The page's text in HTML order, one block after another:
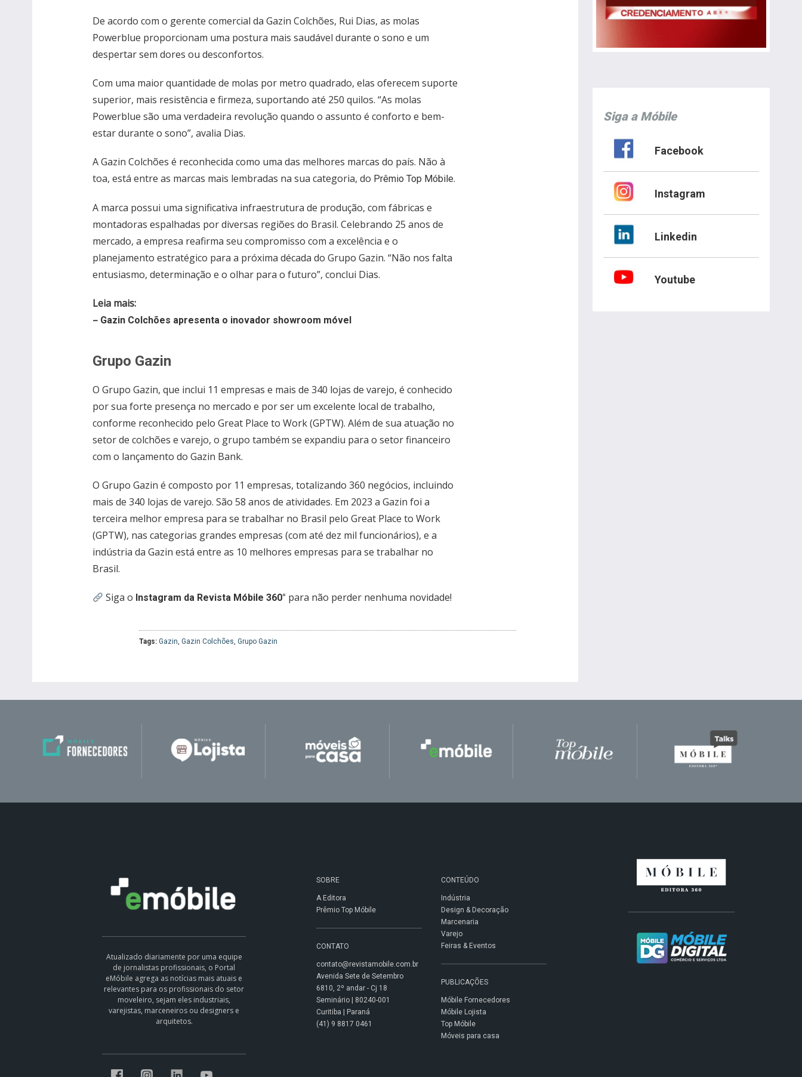
De acordo com o gerente comercial da Gazin Colchões, Rui Dias, as molas
Powerblue proporcionam uma postura mais saudável durante o sono e um
despertar sem dores ou desconfortos.
Com uma maior quantidade de molas por metro quadrado, elas oferecem suporte
superior, mais resistência e firmeza, suportando até 250 quilos. “As molas
Powerblue são uma verdadeira revolução quando o assunto é conforto e bem-
estar durante o sono”, avalia Dias.
A Gazin Colchões é reconhecida como uma das melhores marcas do país. Não à
toa, está entre as marcas mais lembradas na sua categoria, do Prêmio Top Móbile.
A marca possui uma significativa infraestrutura de produção, com fábricas e
montadoras espalhadas por diversas regiões do Brasil. Celebrando 25 anos de
mercado, a empresa reafirma seu compromisso com a excelência e o
planejamento estratégico para a próxima década do Grupo Gazin. “Não nos falta
entusiasmo, determinação e o olhar para o futuro”, conclui Dias.
Leia mais:
– Gazin Colchões apresenta o inovador showroom móvel
Grupo Gazin
O Grupo Gazin, que inclui 11 empresas e mais de 340 lojas de varejo, é conhecido
por sua forte presença no mercado e por ser um excelente local de trabalho,
conforme reconhecido pelo Great Place to Work (GPTW). Além de sua atuação no
setor de colchões e varejo, o grupo também se expandiu para o setor financeiro
com o lançamento do Gazin Bank.
O Grupo Gazin é composto por 11 empresas, totalizando 360 negócios, incluindo
mais de 340 lojas de varejo. São 58 anos de atividades. Em 2023 a Gazin foi a
terceira melhor empresa para se trabalhar no Brasil pelo Great Place to Work
(GPTW), nas categorias grandes empresas (com até dez mil funcionários), e a
indústria da Gazin está entre as 10 melhores empresas para se trabalhar no
Brasil.
Siga o Instagram da Revista Móbile 360° para não perder nenhuma novidade!
Tags: Gazin,Gazin Colchões,Grupo Gazin
Siga a Móbile
Facebook
Instagram
Linkedin
Youtube
Atualizado diariamente por uma equipe
de jornalistas profissionais, o Portal
eMóbile agrega as notícias mais atuais e
relevantes para os profissionais do setor
moveleiro, sejam eles industriais,
varejistas, marceneiros ou designers e
arquitetos.
SOBRE
A Editora
Prêmio Top Móbile
CONTATO
contato@revistamobile.com.br
Avenida Sete de Setembro
6810, 2º andar - Cj 18
Seminário | 80240-001
Curitiba | Paraná
(41) 9 8817 0461
CONTEÚDO
Indústria
Design & Decoração
Marcenaria
Varejo
Feiras & Eventos
PUBLICAÇÕES
Móbile Fornecedores
Móbile Lojista
Top Móbile
Móveis para casa